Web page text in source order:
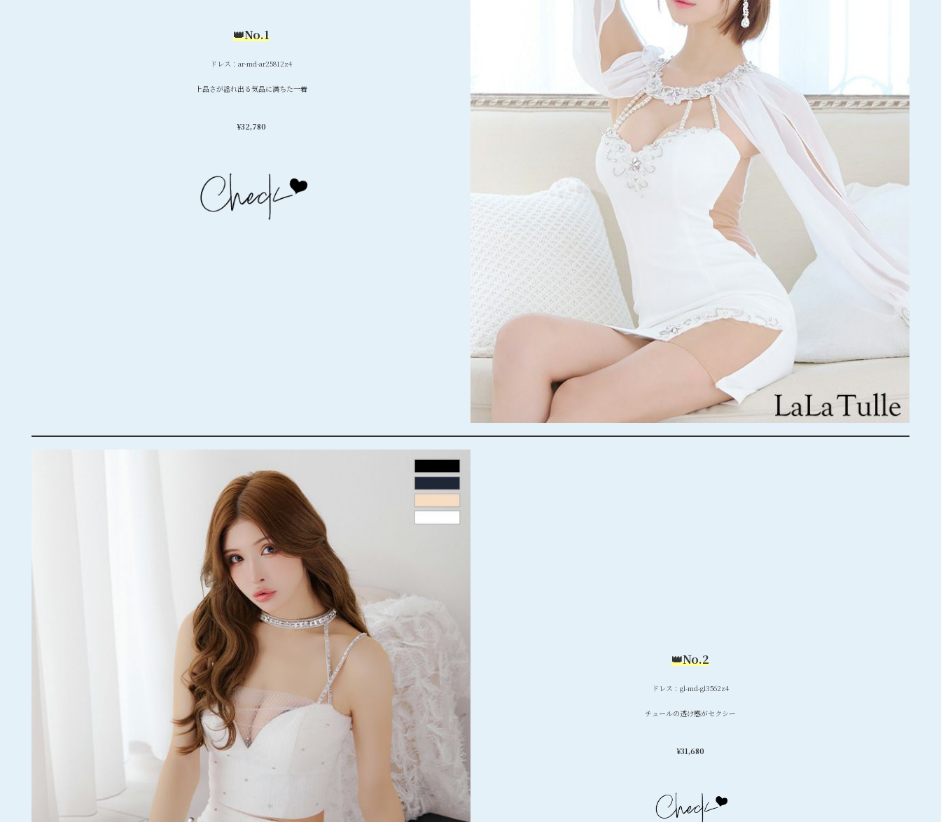
👑No.1
ドレス：ar-md-ar25812z4
上品さが溢れ出る気品に満ちた一着
¥32,780
👑No.2
ドレス：gl-md-gl3562z4
チュールの透け感がセクシー
¥31,680